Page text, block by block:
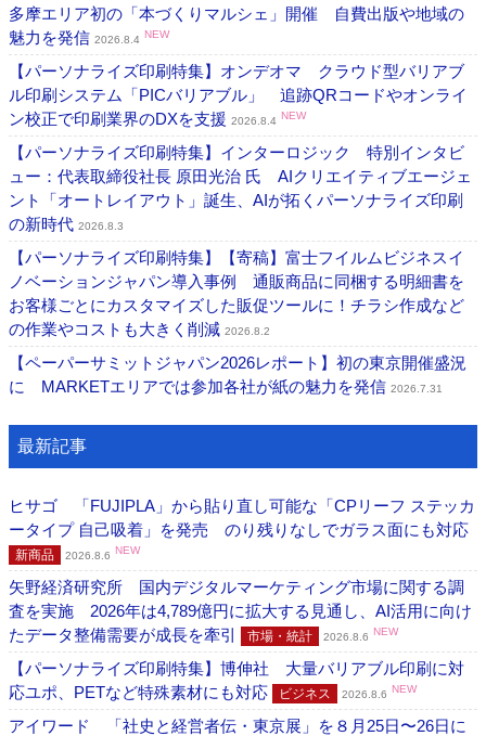
多摩エリア初の「本づくりマルシェ」開催 自費出版や地域の
魅力を発信 2026.8.4 NEW
【パーソナライズ印刷特集】オンデオマ クラウド型バリアブ
ル印刷システム「PICバリアブル」 追跡QRコードやオンライ
ン校正で印刷業界のDXを支援 2026.8.4 NEW
【パーソナライズ印刷特集】インターロジック 特別インタビ
ュー：代表取締役社長 原田光治 氏 AIクリエイティブエージェ
ント「オートレイアウト」誕生、AIが拓くパーソナライズ印刷
の新時代 2026.8.3
【パーソナライズ印刷特集】【寄稿】富士フイルムビジネスイ
ノベーションジャパン導入事例 通販商品に同梱する明細書を
お客様ごとにカスタマイズした販促ツールに！チラシ作成など
の作業やコストも大きく削減 2026.8.2
【ペーパーサミットジャパン2026レポート】初の東京開催盛況
に MARKETエリアでは参加各社が紙の魅力を発信 2026.7.31
最新記事
ヒサゴ 「FUJIPLA」から貼り直し可能な「CPリーフ ステッカ
ータイプ 自己吸着」を発売 のり残りなしでガラス面にも対応
新商品 2026.8.6 NEW
矢野経済研究所 国内デジタルマーケティング市場に関する調
査を実施 2026年は4,789億円に拡大する見通し、AI活用に向け
たデータ整備需要が成長を牽引
市場・統計 2026.8.6 NEW
【パーソナライズ印刷特集】博伸社 大量バリアブル印刷に対
応ユポ、PETなど特殊素材にも対応
ビジネス 2026.8.6 NEW
アイワード 「社史と経営者伝・東京展」を８月25日〜26日に